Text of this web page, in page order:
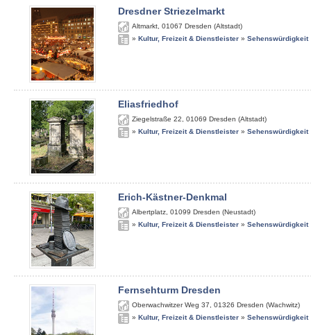
Dresdner Striezelmarkt
Altmarkt 01067 Dresden (Altstadt)
» Kultur, Freizeit & Dienstleister » Sehenswürdigkeit
Eliasfriedhof
Ziegelstraße 22 01069 Dresden (Altstadt)
» Kultur, Freizeit & Dienstleister » Sehenswürdigkeit
Erich-Kästner-Denkmal
Albertplatz 01099 Dresden (Neustadt)
» Kultur, Freizeit & Dienstleister » Sehenswürdigkeit
Fernsehturm Dresden
Oberwachwitzer Weg 37 01326 Dresden (Wachwitz)
» Kultur, Freizeit & Dienstleister » Sehenswürdigkeit